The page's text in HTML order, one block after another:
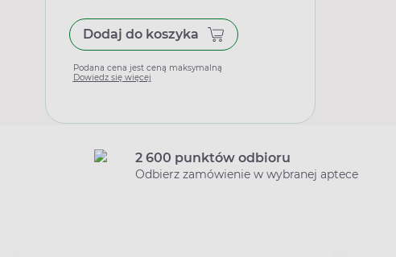
Dodaj do koszyka
Podana cena jest ceną maksymalną
Dowiedz się więcej
2 600 punktów odbioru
Odbierz zamówienie w wybranej aptece